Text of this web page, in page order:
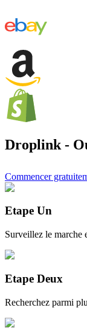
Droplink -
Commencer
Etape Un
Surveillez le marche
Etape Deux
Recherchez parmi